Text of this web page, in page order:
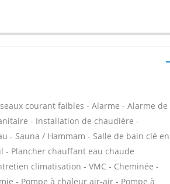
courant faibles - Alarme - Alarme de
- Installation de chaudière -
- Sauna / Hammam - Salle de bain clé en
- Plancher chauffant eau chaude
climatisation - VMC - Cheminée -
- Pompe à chaleur air-air - Pompe à